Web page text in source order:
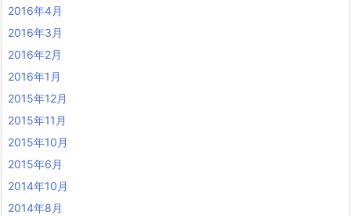
2016年4月
2016年3月
2016年2月
2016年1月
2015年12月
2015年11月
2015年10月
2015年6月
2014年10月
2014年8月